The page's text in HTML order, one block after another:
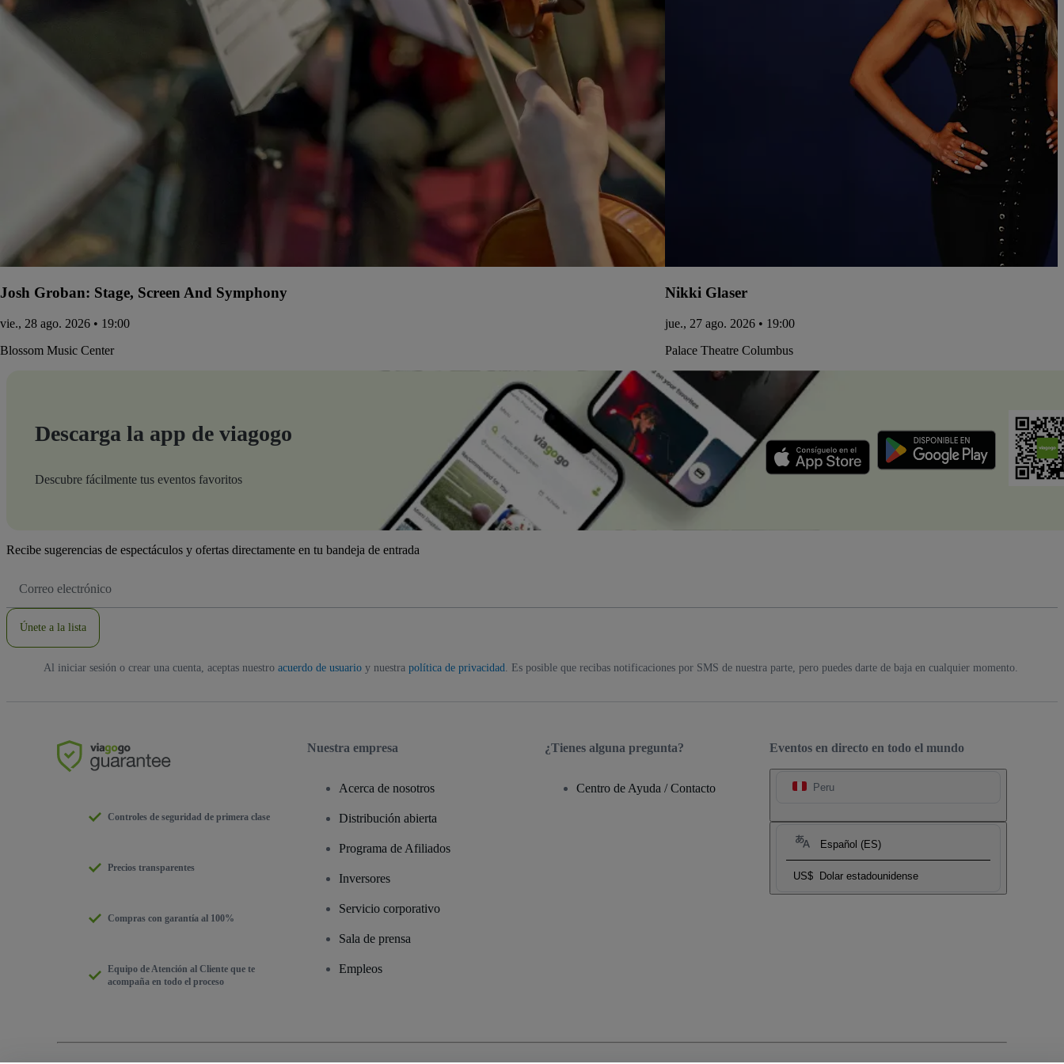
Josh Groban: Stage, Screen And Symphony
vie., 28 ago. 2026 • 19:00
Blossom Music Center
Nikki Glaser
jue., 27 ago. 2026 • 19:00
Palace Theatre Columbus
Descarga la app de viagogo
Descubre fácilmente tus eventos favoritos
Recibe sugerencias de espectáculos y ofertas directamente en tu bandeja de entrada
de
Únete a la lista
Al iniciar sesión o crear una cuenta, aceptas nuestro acuerdo de usuarioy nuestra política de privacidad. Es posible que recibas notificaciones por SMS de nuestra parte, pero puedes darte de baja en cualquier momento.
Eventos en directo en todo el mundo
Peru
Español (ES)
US$ Dolar estadounidense
Controles de seguridad de primera clase
Precios transparentes
Compras con garantía al 100%
Equipo de Atención al Cliente que te
acompaña en todo el proceso
Nuestra empresa
Acerca de nosotros
Distribución abierta
Programa de Afiliados
Inversores
Servicio corporativo
Sala de prensa
Empleos
¿Tienes alguna pregunta?
Centro de Ayuda / Contacto